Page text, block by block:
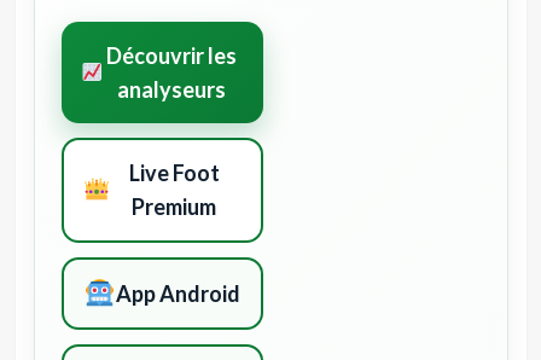
Découvrir les
analyseurs
Live Foot
Premium
App Android